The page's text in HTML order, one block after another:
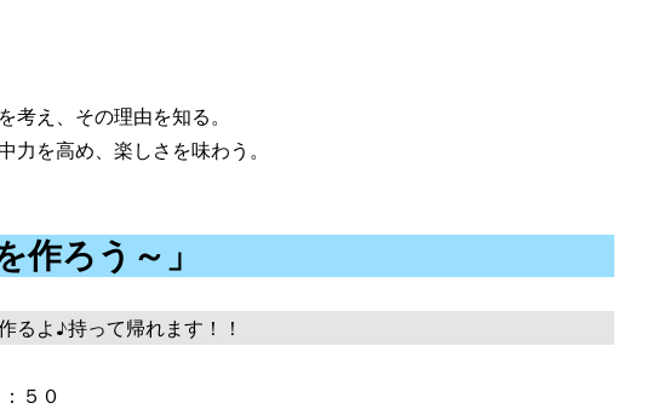
考え、その理由を知る。
力を高め、楽しさを味わう。
作ろう～」
るよ♪持って帰れます！！
５０